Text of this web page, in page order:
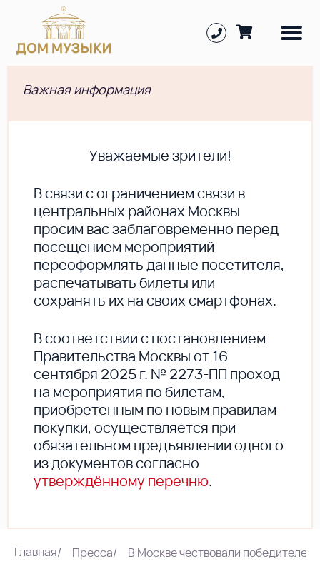
Важная информация
Уважаемые зрители!
В cвязи с ограничением связи в
центральных районах Москвы
просим вас заблаговременно перед
посещением мероприятий
переоформлять данные посетителя,
распечатывать билеты или
сохранять их на своих смартфонах.
В соответствии с постановлением
Правительства Москвы от 16
сентября 2025 г. № 2273-ПП проход
на мероприятия по билетам,
приобретенным по новым правилам
покупки, осуществляется при
обязательном предъявлении одного
из документов согласно
утверждённому перечню.
Главная/ Пресса/ В Москве чествовали